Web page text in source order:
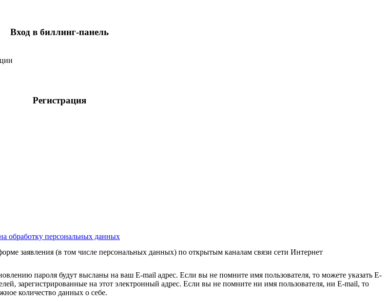
Вход в биллинг-панель
Регистрация
обработку персональных данных
заявления (в том числе персональных данных) по открытым каналам связи сети Интернет
пароля будут высланы на ваш E-mail адрес. Если вы не помните имя пользователя, то можете указать E-
зарегистрированные на этот электронный адрес. Если вы не помните ни имя пользователя, ни E-mail, то
количество данных о себе.